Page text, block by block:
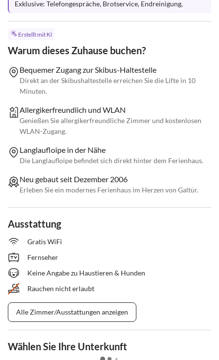
Exklusive: Telefongespräche, Brotservice, Endreinigung,
Erstellt mit KI
Warum dieses Zuhause buchen?
Bequemer Zugang zur Skibus-Haltestelle
Direkt an der Skibushaltestelle erreichen Sie die Lifte in 10
Minuten.
Allergikerfreundlich und WLAN
Genießen Sie allergikerfreundliche Zimmer und kostenlosen
WLAN-Zugang.
Langlaufloipe in der Nähe
Die Langlaufloipe befindet sich direkt hinter dem Ferienhaus.
Neu gebaut seit Dezember 2006
Erleben Sie ein modernes Ferienhaus im Herzen von Galtür.
Ausstattung
Gratis WiFi
Fernseher
Keine Angabe zu Haustieren & Hunden
Rauchen nicht erlaubt
Alle Zimmer/Ausstattungen anzeigen
Wählen Sie Ihre Unterkunft